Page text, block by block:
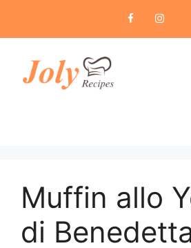
content
Muffin allo
di